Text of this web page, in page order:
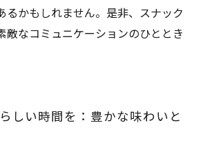
るかもしれません。是非、スナック
敵なコミュニケーションのひととき
しい時間を：豊かな味わいと